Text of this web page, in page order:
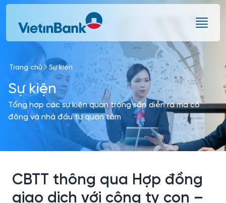
Skip to Main Content
Trang chủ Sự kiện
Sự kiện
Tổng hợp các sự kiện quan trọng sắp diễn ra mà cổ
đông và nhà đầu tư quan tâm
CBTT thông qua Hợp đồng
giao dịch với công ty con –